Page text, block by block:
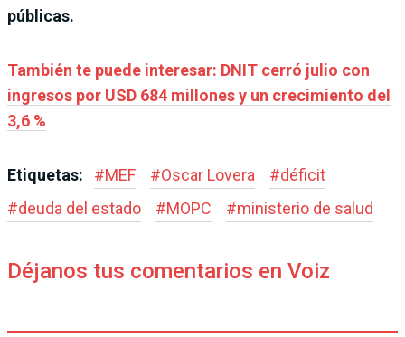
públicas.
También te puede interesar: DNIT cerró julio con
ingresos por USD 684 millones y un crecimiento del
3,6 %
Etiquetas: #MEF #Oscar Lovera #déficit
#deuda del estado #MOPC #ministerio de salud
Déjanos tus comentarios en Voiz